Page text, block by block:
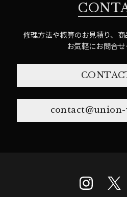
修理方法や概算のお見積り、
お気軽にお問合せ